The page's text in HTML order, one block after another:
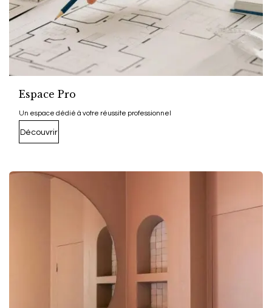
Espace Pro
Un espace dédié à votre réussite professionnel
Découvrir